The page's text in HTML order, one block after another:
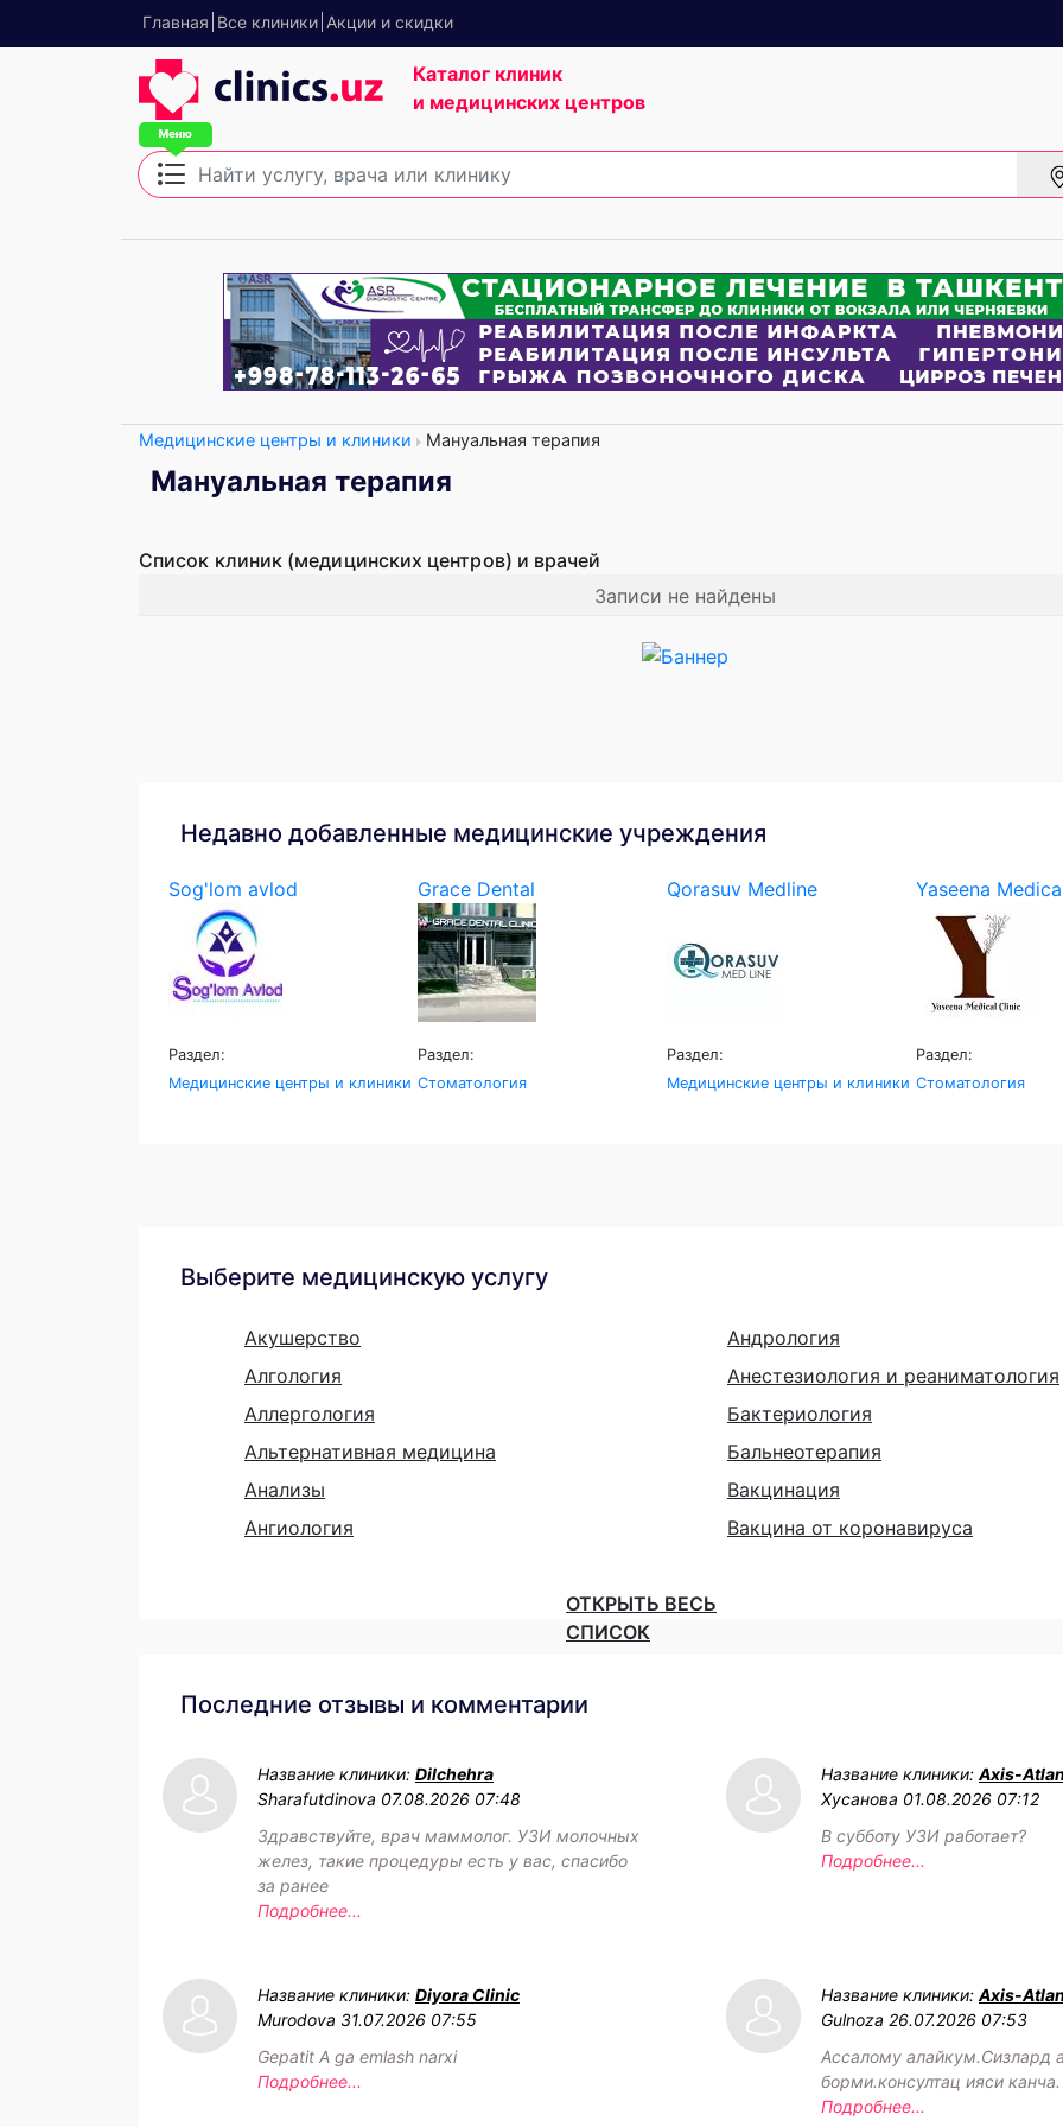
Главная Все клиники Акции и скидки
Каталог клиник
и медицинских центров
Медицинские центры и клиники Мануальная терапия
Мануальная терапия
Список клиник (медицинских центров) и врачей
Записи не найдены
Недавно добавленные медицинские учреждения
Sog'lom avlod
Раздел:
Медицинские центры и клиники
Grace Dental
Раздел:
Стоматология
Qorasuv Medline
Раздел:
Медицинские центры и клиники
Yaseena
Раздел:
Стоматология
Выберите медицинскую услугу
Акушерство
Алгология
Аллергология
Альтернативная медицина
Анализы
Ангиология
Андрология
Анестезиология и реаниматология
Бактериология
Бальнеотерапия
Вакцинация
Вакцина от коронавируса
ОТКРЫТЬ ВЕСЬ
СПИСОК
Последние отзывы и комментарии
Название клиники: Dilchehra
Sharafutdinova 07.08.2026 07:48
Здравствуйте, врач маммолог. УЗИ молочных
желез, такие процедуры есть у вас, спасибо
за ранее
Подробнее...
Название клиники: Axis-
Хусанова 01.08.2026 07:12
В субботу УЗИ работает?
Подробнее...
Название клиники: Diyora Clinic
Murodova 31.07.2026 07:55
Gepatit A ga emlash narxi
Подробнее...
Название клиники: Axis-
Gulnoza 26.07.2026 07:53
Ассалому алайкум.Сизлард
борми.консултац ияси канча.
Подробнее...